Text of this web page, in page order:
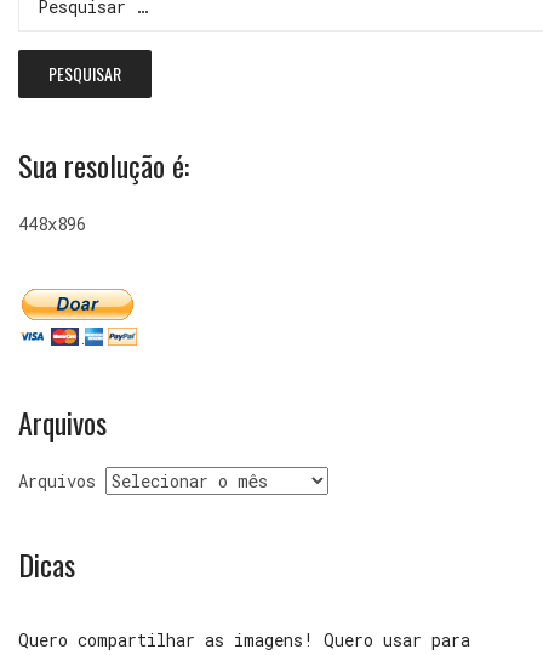
Sua resolução é:
448x896
Arquivos
Arquivos
Dicas
Quero compartilhar as imagens! Quero usar para